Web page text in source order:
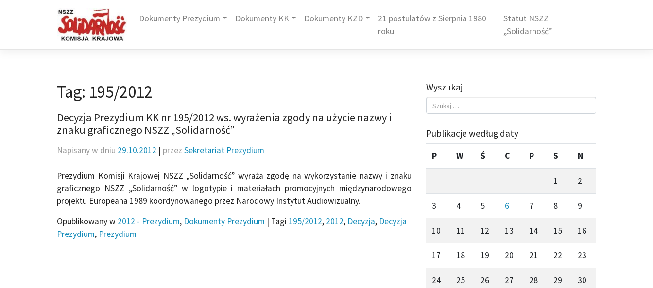
Dokumenty Prezydium Dokumenty KK Dokumenty KZD
21 postulatów z Sierpnia 1980
roku
Statut NSZZ
„Solidarność”
Tag: 195/2012
Decyzja Prezydium KK nr 195/2012 ws. wyrażenia zgody na użycie nazwy i
znaku graficznego NSZZ „Solidarność”
Napisany w dniu 29.10.2012 | przez Sekretariat Prezydium
Prezydium Komisji Krajowej NSZZ „Solidarność” wyraża zgodę na wykorzystanie nazwy i znaku
graficznego NSZZ „Solidarność” w logotypie i materiałach promocyjnych międzynarodowego
projektu Europeana 1989 koordynowanego przez Narodowy Instytut Audiowizualny.
Opublikowany w 2012 - Prezydium, Dokumenty Prezydium | Tagi 195/2012, 2012, Decyzja, Decyzja
Prezydium, Prezydium
Wyszukaj
Publikacje według daty
P W Ś C P S N
1 2
3 4 5 6 7 8 9
10 11 12 13 14 15 16
17 18 19 20 21 22 23
24 25 26 27 28 29 30